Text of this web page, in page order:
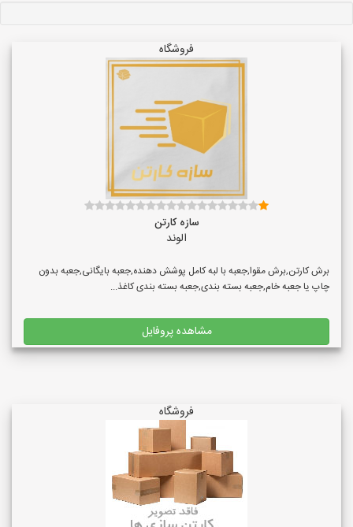
فروشگاه
سازه کارتن
الوند
برش کارتن,برش مقوا,جعبه با لبه کامل پوشش دهنده,جعبه بایگانی,جعبه بدون
چاپ یا جعبه خام,جعبه بسته بندی,جعبه بسته بندی کاغذ...
مشاهده پروفایل
فروشگاه